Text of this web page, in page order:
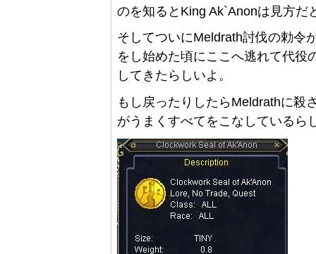
のを知るとKing Ak`Anonは見方だ
そしてついにMeldrath討伐の勅令
をし始めた頃にここへ逃れて代役
してきたらしいよ。
もし戻ったりしたらMeldrathに殺
がうまくすべてをこなしているら